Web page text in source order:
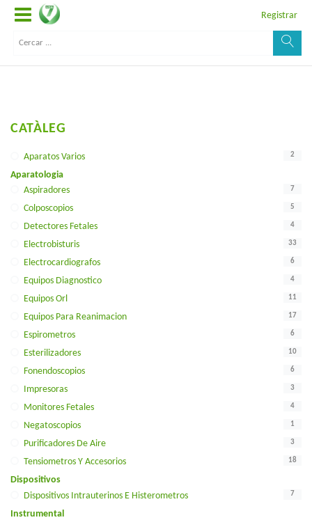
Registrar
CATÀLEG
Aparatos Varios 2
Aparatologia
Aspiradores
7
Colposcopios 5
Detectores Fetales 4
Electrobisturis 33
Electrocardiografos 6
Equipos Diagnostico 4
Equipos Orl 11
Equipos Para Reanimacion 17
Espirometros 6
Esterilizadores 10
Fonendoscopios 6
Impresoras 3
Monitores Fetales 4
Negatoscopios 1
Purificadores De Aire 3
Tensiometros Y Accesorios 18
Dispositivos
Dispositivos Intrauterinos E Histerometros
7
Instrumental